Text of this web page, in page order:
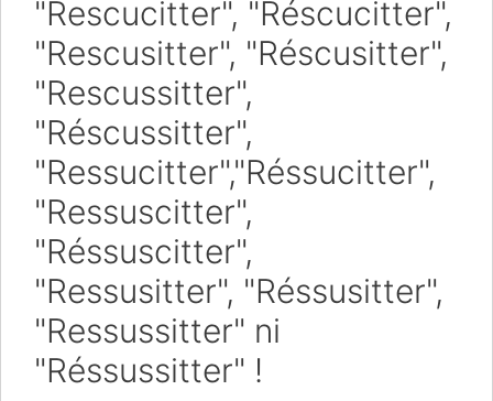
"Rescucitter", "Réscucitter",
"Rescusitter", "Réscusitter",
"Rescussitter",
"Réscussitter",
"Ressucitter","Réssucitter",
"Ressuscitter",
"Réssuscitter",
"Ressusitter", "Réssusitter",
"Ressussitter" ni
"Réssussitter" !